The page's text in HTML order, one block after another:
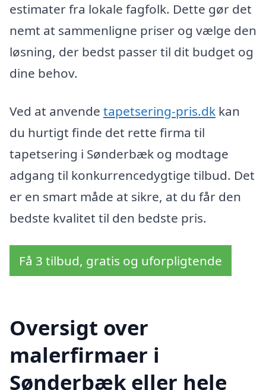
estimater fra lokale fagfolk. Dette gør det
nemt at sammenligne priser og vælge den
løsning, der bedst passer til dit budget og
dine behov.
Ved at anvende tapetsering-pris.dk kan
du hurtigt finde det rette firma til
tapetsering i Sønderbæk og modtage
adgang til konkurrencedygtige tilbud. Det
er en smart måde at sikre, at du får den
bedste kvalitet til den bedste pris.
Få 3 tilbud, gratis og uforpligtende
Oversigt over
malerfirmaer i
Sønderbæk eller hele